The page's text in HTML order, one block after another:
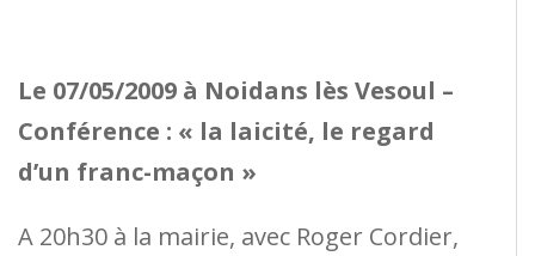
Le 07/05/2009 à Noidans lès Vesoul –
Conférence : « la laicité, le regard
d’un franc-maçon »
A 20h30 à la mairie, avec Roger Cordier,